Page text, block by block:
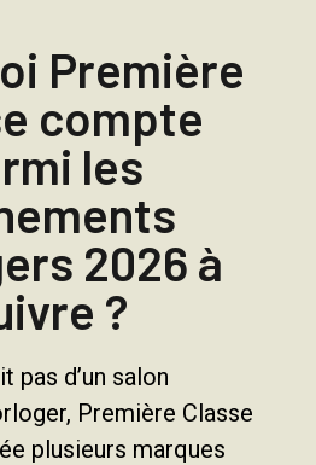
Première
compte
les
2026 à
?
pas d’un salon
Première Classe
plusieurs marques